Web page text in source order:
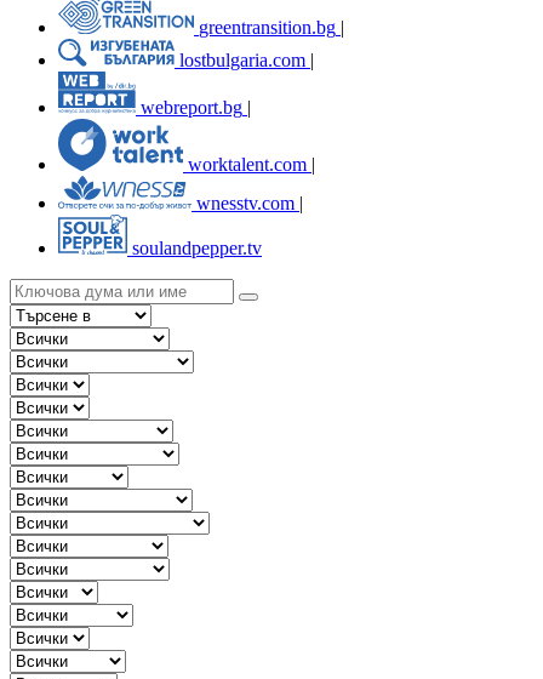
greentransition.bg |
lostbulgaria.com |
webreport.bg
worktalent.com |
wnesstv.com |
soulandpepper.tv